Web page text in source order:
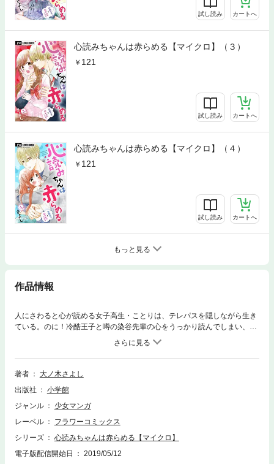
試し読み カートへ
心読みちゃんは赤らめる【マイクロ】（３）
121
試し読み カートへ
心読みちゃんは赤らめる【マイクロ】（４）
121
試し読み カートへ
もっと見る
作品情報
人にさわると心が読める女子高生・ことりは、テレパスを隠しながら生き
ている。のに！冷酷王子と噂の染谷先輩の心をうっかり読んでしまい、な
ぜか彼女のフリをすることに！！もうすぐ文化祭！先輩を意識しすぎて避
けることりに、先輩がとった行動とは・・・？
著者
大ノ木さよし
出版社
小学館
ジャンル
少女マンガ
レーベル
フラワーコミックス
シリーズ
心読みちゃんは赤らめる【マイクロ】
電子版配信開始日
2019/05/12